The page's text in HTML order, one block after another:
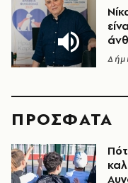
ΠΡΟΣΦΑΤΑ